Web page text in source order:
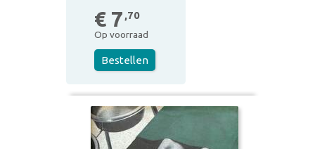
€ 7 ,70
Op voorraad
Bestellen